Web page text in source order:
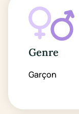
Genre
Garçon